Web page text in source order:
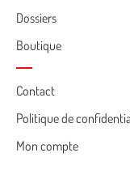
Dossiers
Boutique
Cemea
footer
Contact
Politique de
Mon compte